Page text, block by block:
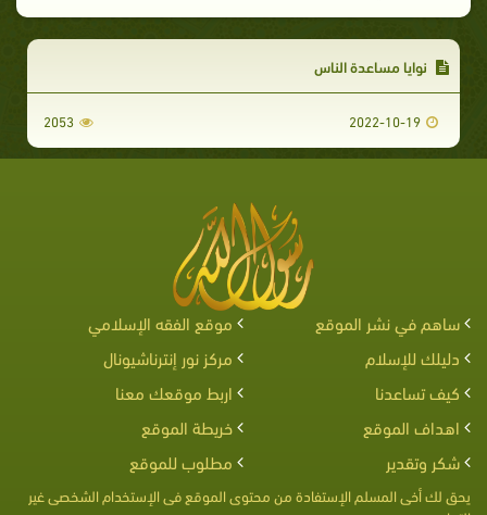
نوايا مساعدة الناس
2022-10-19
2053
ساهم في نشر الموقع
موقع الفقه الإسلامي
دليلك للإسلام
مركز نور إنترناشيونال
كيف تساعدنا
اربط موقعك معنا
اهداف الموقع
خريطة الموقع
شكر وتقدير
مطلوب للموقع
يحق لك أخى المسلم الإستفادة من محتوى الموقع فى الإستخدام الشخصى غير